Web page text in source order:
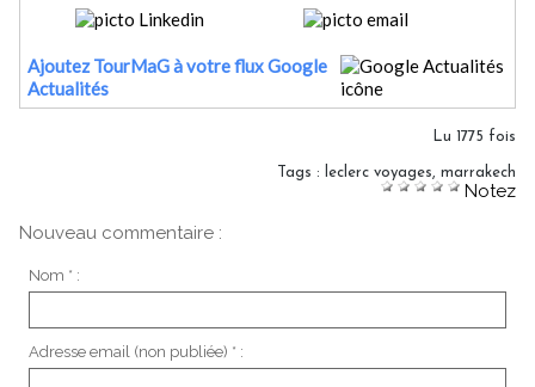
Ajoutez TourMaG à votre flux Google
Actualités
Lu 1775 fois
Tags : leclerc voyages, marrakech
Notez
Nouveau commentaire :
Nom * :
Adresse email (non publiée) * :